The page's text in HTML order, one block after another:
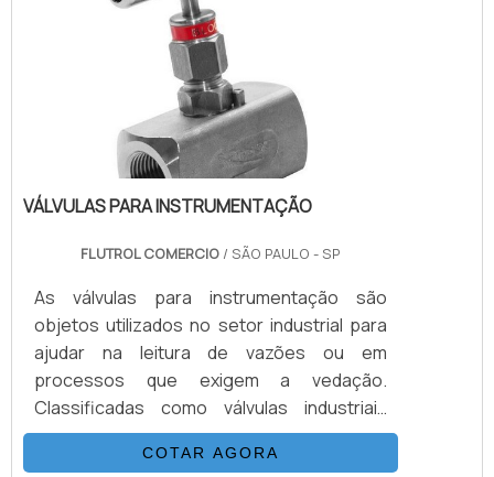
acontece graças à ampla gama de
velocidade que atinge até 3600 rpm. As
fases e ciclos do processo de limpeza da.
VÁLVULAS PARA INSTRUMENTAÇÃO
FLUTROL COMERCIO / SÃO PAULO - SP
As válvulas para instrumentação são
objetos utilizados no setor industrial para
ajudar na leitura de vazões ou em
processos que exigem a vedação.
Classificadas como válvulas industriais
como ensaio de pressão, as válvulas
instrumentação são produzidas de acordo
COTAR AGORA